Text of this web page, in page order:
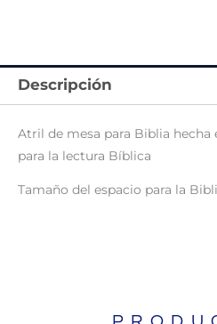
Descripción
Atril de mesa para Biblia hecha
para la lectura Bíblica
Tamaño del espacio para la